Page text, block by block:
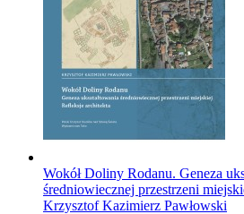
Wokół Doliny Rodanu. Geneza
średniowiecznej przestrzeni
Krzysztof Kazimierz Pawłowski